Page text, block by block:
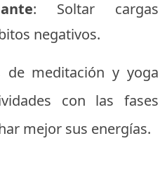
: Soltar cargas
negativos.
de meditación y yoga
con las fases
mejor sus energías.